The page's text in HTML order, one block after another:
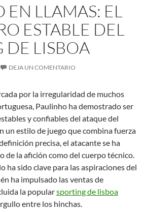
LLAMAS: EL
ESTABLE DEL
DE LISBOA
DEJA UN COMENTARIO
por la irregularidad de muchos
Paulinho ha demostrado ser
y confiables del ataque del
un estilo de juego que combina fuerza
precisa, el atacante se ha
de la afición como del cuerpo técnico.
ha sido clave para las aspiraciones del
ha impulsado las ventas de
la popularsporting de lisboa
entre los hinchas.